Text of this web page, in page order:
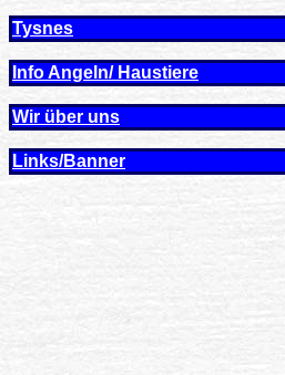
Tysnes
Info Angeln/ Haustiere
Wir über uns
Links/Banner